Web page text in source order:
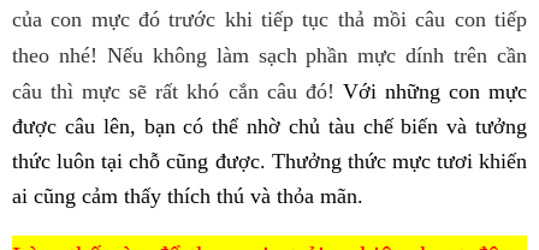
của con mực đó trước khi tiếp tục thả mồi câu con tiếp
theo nhé! Nếu không làm sạch phần mực dính trên cần
câu thì mực sẽ rất khó cắn câu đó! Với những con mực
được câu lên, bạn có thể nhờ chủ tàu chế biến và tưởng
thức luôn tại chỗ cũng được. Thưởng thức mực tươi khiến
ai cũng cảm thấy thích thú và thỏa mãn.